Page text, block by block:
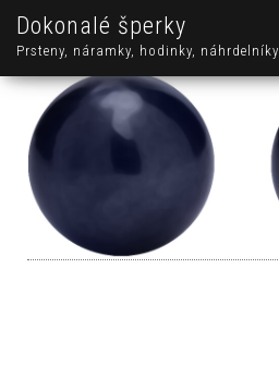
Dokonalé šperky
Prsteny, náramky, hodinky, náhrdelníky